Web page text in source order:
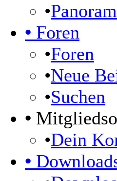
•
• Foren
•Foren
•Neue
•Suchen
•
•Dein
•